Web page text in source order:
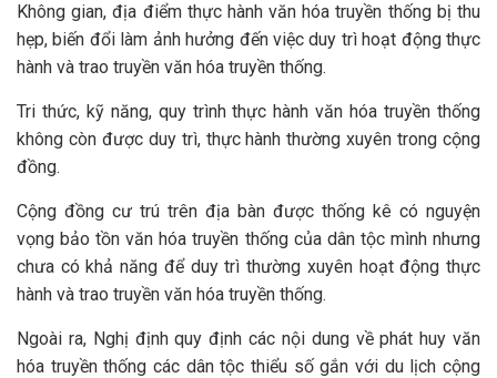
Không gian, địa điểm thực hành văn hóa truyền thống bị thu
hẹp, biến đổi làm ảnh hưởng đến việc duy trì hoạt động thực
hành và trao truyền văn hóa truyền thống.
Tri thức, kỹ năng, quy trình thực hành văn hóa truyền thống
không còn được duy trì, thực hành thường xuyên trong cộng
đồng.
Cộng đồng cư trú trên địa bàn được thống kê có nguyện
vọng bảo tồn văn hóa truyền thống của dân tộc mình nhưng
chưa có khả năng để duy trì thường xuyên hoạt động thực
hành và trao truyền văn hóa truyền thống.
Ngoài ra, Nghị định quy định các nội dung về phát huy văn
hóa truyền thống các dân tộc thiểu số gắn với du lịch cộng